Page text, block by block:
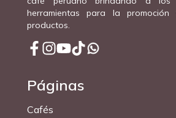
herramientas para la
productos.
Páginas
Cafés